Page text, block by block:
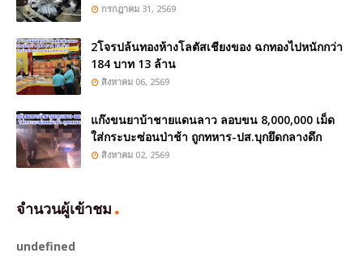
กรกฎาคม 31, 2569
2โจรปล้นทองห้างโลตัสเชียงของ ฉกทองไปหนักกว่า
184 บาท 13 ล้าน
สิงหาคม 06, 2569
แก๊งขนยาบ้าชายแดนลาว ลอบขน 8,000,000 เม็ด
ใส่กระบะซ่อนป่าช้า ถูกทหาร-ปส.บุกยึดกลางดึก
สิงหาคม 02, 2569
จำนวนผู้เข้าชม
undefned